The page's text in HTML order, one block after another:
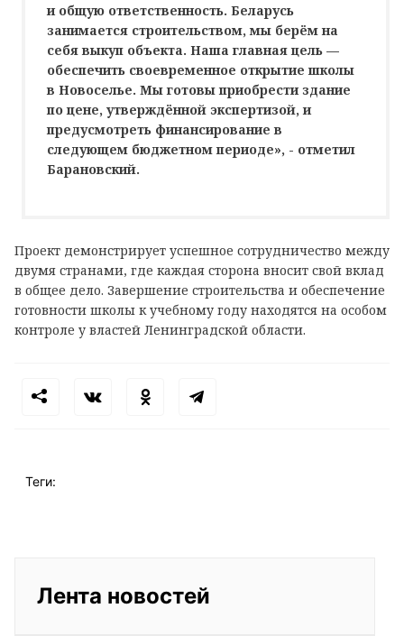
и общую ответственность. Беларусь
занимается строительством, мы берём на
себя выкуп объекта. Наша главная цель —
обеспечить своевременное открытие школы
в Новоселье. Мы готовы приобрести здание
по цене, утверждённой экспертизой, и
предусмотреть финансирование в
следующем бюджетном периоде», - отметил
Барановский.
Проект демонстрирует успешное сотрудничество между
двумя странами, где каждая сторона вносит свой вклад
в общее дело. Завершение строительства и обеспечение
готовности школы к учебному году находятся на особом
контроле у властей Ленинградской области.
Теги:
Лента новостей